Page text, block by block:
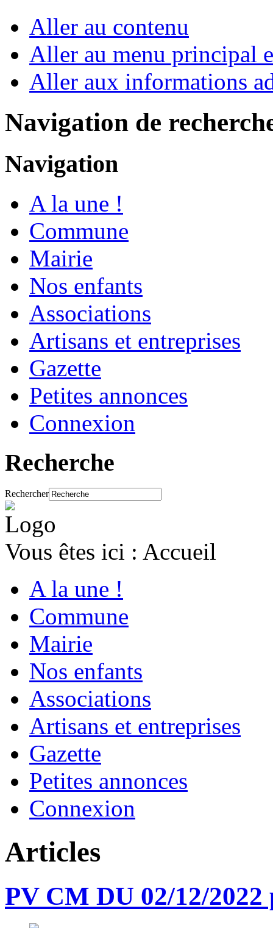
Aller au contenu
Aller au menu principal
Aller aux informations
Navigation de
Navigation
A la une !
Commune
Mairie
Nos enfants
Associations
Artisans et entreprises
Gazette
Petites annonces
Connexion
Recherche
Rechercher
Vous êtes ici : Accueil
A la une !
Commune
Mairie
Nos enfants
Associations
Artisans et entreprises
Gazette
Petites annonces
Connexion
Articles
PV CM DU 02/12/2022